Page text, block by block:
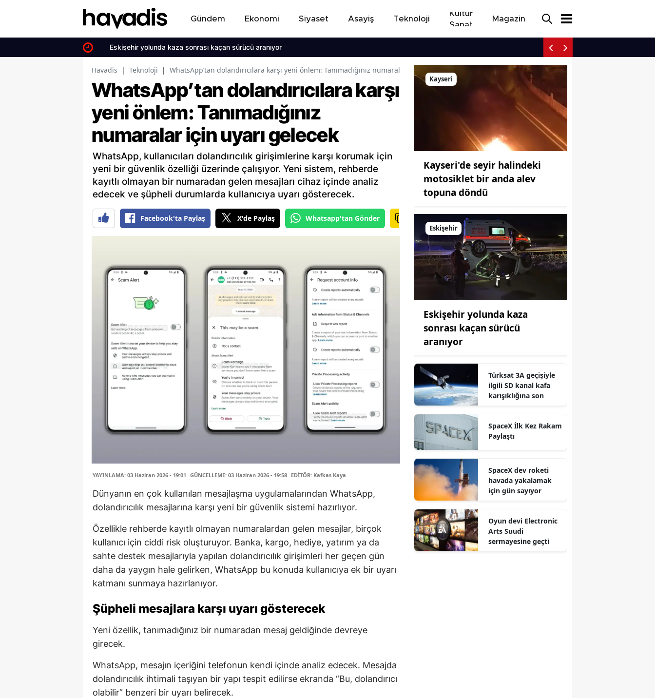
Gündem Ekonomi Siyaset Asayiş Teknoloji
Kültür
Sanat
Magazin
Eskişehir yolunda kaza sonrası kaçan sürücü aranıyor
Havadis | Teknoloji | WhatsApp’tan dolandırıcılara karşı yeni önlem: Tanımadığınız numaralar için uyarı gelecek
WhatsApp’tan dolandırıcılara karşı
yeni önlem: Tanımadığınız
numaralar için uyarı gelecek
WhatsApp, kullanıcıları dolandırıcılık girişimlerine karşı korumak için
yeni bir güvenlik özelliği üzerinde çalışıyor. Yeni sistem, rehberde
kayıtlı olmayan bir numaradan gelen mesajları cihaz içinde analiz
edecek ve şüpheli durumlarda kullanıcıya uyarı gösterecek.
Facebook'ta Paylaş X'de Paylaş Whatsapp'tan Gönder
YAYINLAMA: 03 Haziran 2026 - 19:01 GÜNCELLEME: 03 Haziran 2026 - 19:58 EDİTÖR: Kafkas Kaya
Dünyanın en çok kullanılan mesajlaşma uygulamalarından WhatsApp,
dolandırıcılık mesajlarına karşı yeni bir güvenlik sistemi hazırlıyor.
Özellikle rehberde kayıtlı olmayan numaralardan gelen mesajlar, birçok
kullanıcı için ciddi risk oluşturuyor. Banka, kargo, hediye, yatırım ya da
sahte destek mesajlarıyla yapılan dolandırıcılık girişimleri her geçen gün
daha da yaygın hale gelirken, WhatsApp bu konuda kullanıcıya ek bir uyarı
katmanı sunmaya hazırlanıyor.
Şüpheli mesajlara karşı uyarı gösterecek
Yeni özellik, tanımadığınız bir numaradan mesaj geldiğinde devreye
girecek.
WhatsApp, mesajın içeriğini telefonun kendi içinde analiz edecek. Mesajda
dolandırıcılık ihtimali taşıyan bir yapı tespit edilirse ekranda “Bu, dolandırıcı
olabilir” benzeri bir uyarı belirecek.
Kayseri
Kayseri'de seyir halindeki
motosiklet bir anda alev
topuna döndü
Eskişehir
Eskişehir yolunda kaza
sonrası kaçan sürücü
aranıyor
Türksat 3A geçişiyle
ilgili SD kanal kafa
karışıklığına son
SpaceX İlk Kez Rakam
Paylaştı
SpaceX dev roketi
havada yakalamak
için gün sayıyor
Oyun devi Electronic
Arts Suudi
sermayesine geçti